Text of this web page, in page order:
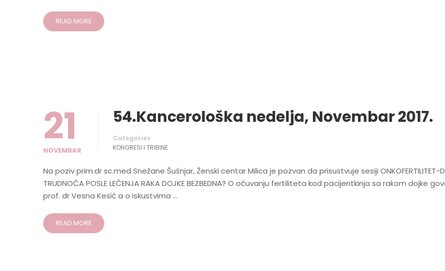
READ MORE
21
NOVEMBAR
54.Kancerološka nedelja, Novembar 2017.
Categories
KONGRESI I TRIBINE
Na poziv prim.dr sc.med Snežane Šušnjar, Ženski centar Milica je pozvan da prisustvuje sesiji ONKOFERTILITET-
TRUDNOĆA POSLE LEČENJA RAKA DOJKE BEZBEDNA? O očuvanju fertiliteta kod pacijentkinja sa rakom dojke
prof. dr Vesna Kesić a o iskustvima …
READ MORE